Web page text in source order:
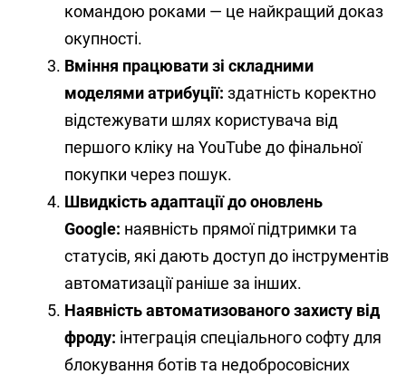
командою роками — це найкращий доказ
окупності.
Вміння працювати зі складними
моделями атрибуції: здатність коректно
відстежувати шлях користувача від
першого кліку на YouTube до фінальної
покупки через пошук.
Швидкість адаптації до оновлень
Google: наявність прямої підтримки та
статусів, які дають доступ до інструментів
автоматизації раніше за інших.
Наявність автоматизованого захисту від
фроду: інтеграція спеціального софту для
блокування ботів та недобросовісних